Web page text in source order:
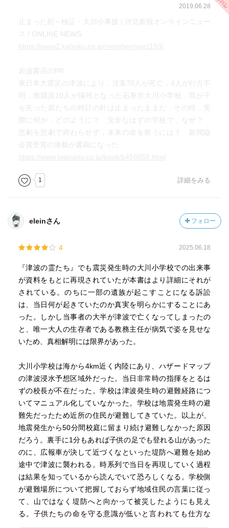
2019.06.28
止まった刻～検証・大川小事故 | 河北新報オンラインニュー
ス / ONLINE NEWS
岩波書店のPR
東日本大震災の津波により，児童70人が死亡，4人が行方不
明，教職員10人が犠牲となった石巻市大川小学校．我が子
を失った親たちの時計の針は止まったままだ．その時，実
際に何が，どのように？ 安全なはずの学校で，なぜ？
悲劇を悲劇で終わらせず，未来の命を救うには？ 新聞協
会賞受賞の連載が書籍になった．
1 詳細をみる
eleinさん フォロー
4 2025.06.18
『津波の霊たち』でも震災発生時の大川小学校での出来事
が資料をもとに再現されていたが本書はより詳細にそれが
されている。のちに一部の遺族が起こすことになる訴訟
は、当日何が起きていたのか真実を明らかにすることにあ
った。しかし当事者の大半が津波で亡くなってしまったの
と、唯一大人の生存者である教務主任が病気で姿を見せな
いため、真相解明には限界があった。
大川小学校は海から4km近く内陸にあり、ハザードマップ
の津波浸水予想区域外だった。当日非常時の指揮をとるは
ずの校長が不在だった。学校は津波発生時の避難経路につ
いてマニュアル化していなかった。学校は地震発生時の避
難先だったため近所の住民が避難してきていた。以上が、
地震発生から50分間校庭に留まり続け避難しなかった原因
だろう。裏手に1分もあれば子供の足でも登れる山があった
のに、広報車が決して近づくなといった堤防へ避難を始め
途中で津波に襲われる。時系列で当日を再現していく過程
は結果を知っているから読んでいて恐ろしくなる。学校側
が避難場所について把握しておらず地域住民の言葉に従っ
て、山ではなく堤防へと向かって被災したようにも見え
る。子供たちの命を守る意識が低いと言われても仕方な